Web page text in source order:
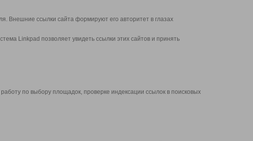
Внешние ссылки сайта формируют его авторитет в глазах
Linkpad позволяет увидеть ссылки этих сайтов и принять
по выбору площадок, проверке индексации ссылок в поисковых